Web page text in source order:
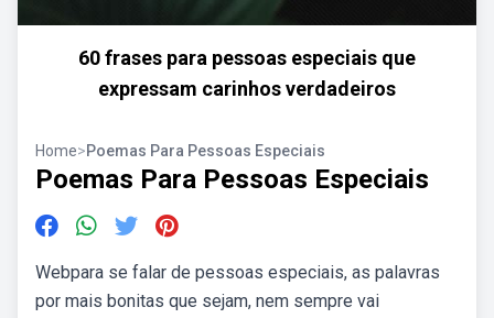
60 frases para pessoas especiais que
expressam carinhos verdadeiros
Home>Poemas Para Pessoas Especiais
Poemas Para Pessoas Especiais
Webpara se falar de pessoas especiais, as palavras
por mais bonitas que sejam, nem sempre vai